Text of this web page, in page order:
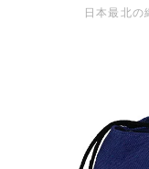
日本最北